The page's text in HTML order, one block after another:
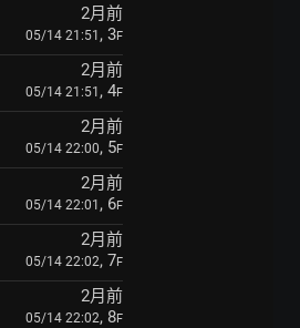
2月前
05/14 21:51 , 3F
2月前
05/14 21:51 , 4F
2月前
05/14 22:00, 5F
2月前
05/14 22:01 , 6F
2月前
05/14 22:02, 7F
2月前
05/14 22:02, 8F